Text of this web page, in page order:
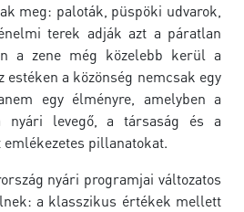
meg: paloták, püspöki udvarok,
terek adják azt a páratlan
a zene még közelebb kerül a
estéken a közönség nemcsak egy
egy élményre, amelyben a
nyári levegő, a társaság és a
pillanatokat.
nyári programjai változatos
a klasszikus értékek mellett